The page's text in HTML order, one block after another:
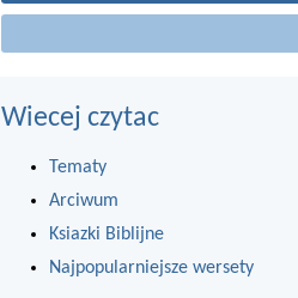
Wiecej czytac
Tematy
Arciwum
Ksiazki Biblijne
Najpopularniejsze wersety